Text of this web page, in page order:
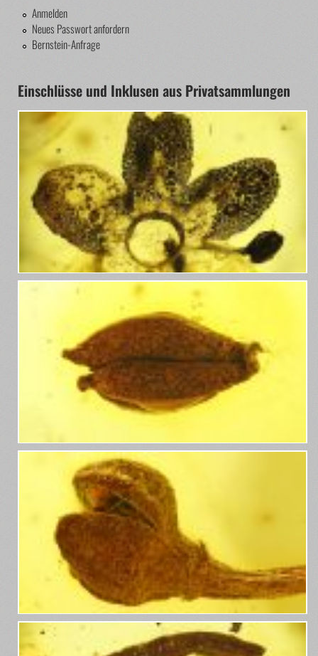
Anmelden
Neues Passwort anfordern
Bernstein-Anfrage
Einschlüsse und Inklusen aus Privatsammlungen